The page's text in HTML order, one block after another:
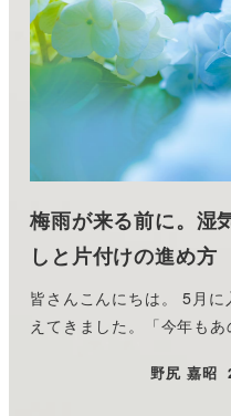
梅雨が来る前に。湿
しと片付けの進め方
皆さんこんにちは。 5月
えてきました。「今年も
野尻 嘉昭